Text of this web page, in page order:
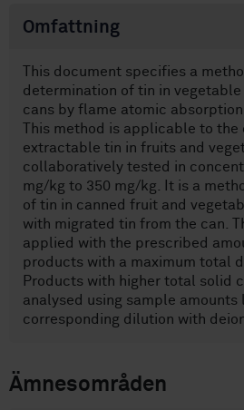
Omfattning
This document specifies a
determination of tin in
cans by flame atomic
This method is applicable to
extractable tin in fruits and
collaboratively tested in
mg/kg to 350 mg/kg. It is a
of tin in canned fruit and
with migrated tin from the can.
applied with the prescribed
products with a maximum total
Products with higher total solid
analysed using sample amounts
corresponding dilution with
Ämnesområden